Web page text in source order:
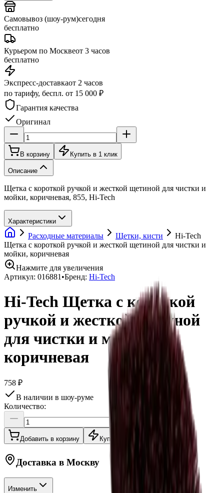
Самовывоз (шоу-рум)сегодня
бесплатно
Курьером по Москвеот 3 часов
бесплатно
Экспресс-доставкаот 2 часов
по тарифу, беспл. от 15 000 ₽
Гарантия качества
Оригинал
В корзину Купить в 1 клик
Описание
Щетка с короткой ручкой и жесткой щетиной для чистки и
мойки, коричневая, 855, Hi-Tech
Характеристики
Расходные материалы Щетки, кисти
Hi-Tech
Щетка с короткой ручкой и жесткой щетиной для чистки и
мойки, коричневая
Нажмите для увеличения
Артикул: 016881•Бренд: Hi-Tech
Hi-Tech Щетка с короткой
ручкой и жесткой щетиной
для чистки и мойки,
коричневая
758 ₽
В наличии в шоу-руме
Количество:
Добавить в корзину Купить в 1 клик
Доставка в Москву
Изменить